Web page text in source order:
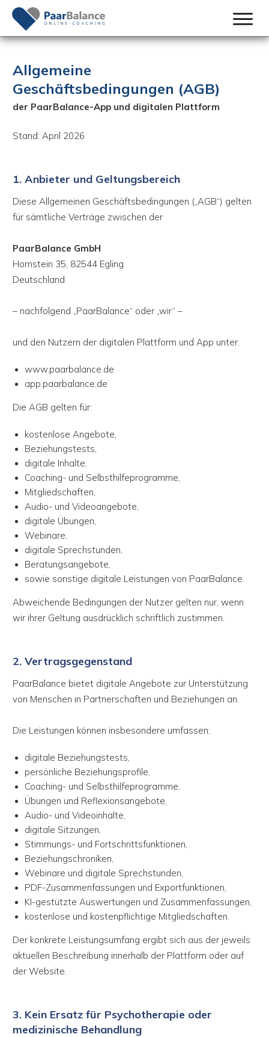
Allgemeine
Geschäftsbedingungen (AGB)
der PaarBalance-App und digitalen Plattform
Stand: April 2026
1. Anbieter und Geltungsbereich
Diese Allgemeinen Geschäftsbedingungen („AGB“) gelten
für sämtliche Verträge zwischen der
PaarBalance GmbH
Hornstein 35, 82544 Egling
Deutschland
– nachfolgend „PaarBalance“ oder „wir“ –
und den Nutzern der digitalen Plattform und App unter:
www.paarbalance.de
app.paarbalance.de
Die AGB gelten für:
kostenlose Angebote,
Beziehungstests,
digitale Inhalte,
Coaching- und Selbsthilfeprogramme,
Mitgliedschaften,
Audio- und Videoangebote,
digitale Übungen,
Webinare,
digitale Sprechstunden,
Beratungsangebote,
sowie sonstige digitale Leistungen von PaarBalance.
Abweichende Bedingungen der Nutzer gelten nur, wenn
wir ihrer Geltung ausdrücklich schriftlich zustimmen.
2. Vertragsgegenstand
PaarBalance bietet digitale Angebote zur Unterstützung
von Menschen in Partnerschaften und Beziehungen an.
Die Leistungen können insbesondere umfassen:
digitale Beziehungstests,
persönliche Beziehungsprofile,
Coaching- und Selbsthilfeprogramme,
Übungen und Reflexionsangebote,
Audio- und Videoinhalte,
digitale Sitzungen,
Stimmungs- und Fortschrittsfunktionen,
Beziehungschroniken,
Webinare und digitale Sprechstunden,
PDF-Zusammenfassungen und Exportfunktionen,
KI-gestützte Auswertungen und Zusammenfassungen,
kostenlose und kostenpflichtige Mitgliedschaften.
Der konkrete Leistungsumfang ergibt sich aus der jeweils
aktuellen Beschreibung innerhalb der Plattform oder auf
der Website.
3. Kein Ersatz für Psychotherapie oder
medizinische Behandlung